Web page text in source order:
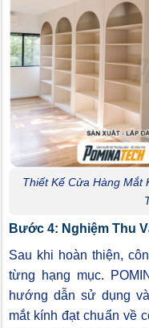
Thiết Kế Cửa Hàng Mắt
Bước 4: Nghiệm Thu
Sau khi hoàn thiện,
từng hạng mục.
hướng dẫn sử dụng
mắt kính đạt chuẩn về